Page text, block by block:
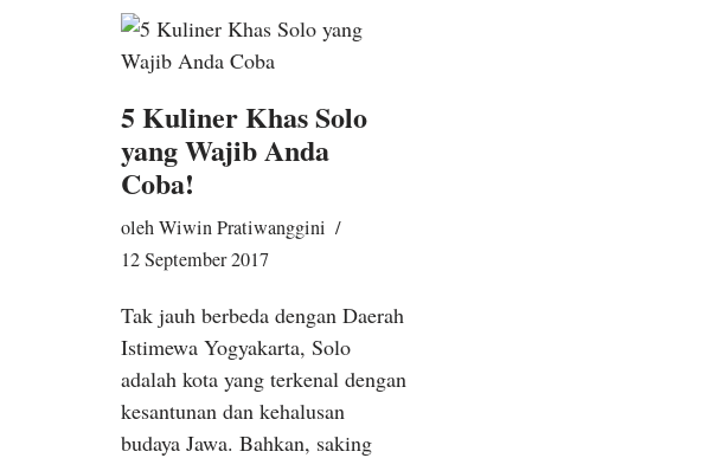
5 Kuliner Khas Solo
yang Wajib Anda
Coba!
olehWiwin Pratiwanggini
12 September 2017
Tak jauh berbeda dengan Daerah
Istimewa Yogyakarta, Solo
adalah kota yang terkenal dengan
kesantunan dan kehalusan
budaya Jawa. Bahkan, saking